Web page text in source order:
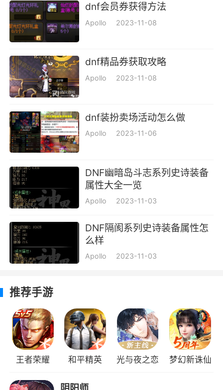
dnf会员券获得方法
Apollo 2023-11-08
dnf精品券获取攻略
Apollo 2023-11-08
dnf装扮卖场活动怎么做
Apollo 2023-11-06
DNF幽暗岛斗志系列史诗装备
属性大全一览
Apollo 2023-11-03
DNF隔阂系列史诗装备属性怎
么样
Apollo 2023-11-03
推荐手游
王者荣耀 和平精英 光与夜之恋 梦幻新诛仙